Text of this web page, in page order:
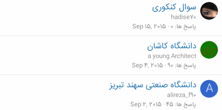
سوال کنکوری
hadise70
پاسخ ها 0
Sep 15, 2015
دانشگاه كاشان
a young Architect
پاسخ ها 90
Sep 4, 2015
A دانشگاه صنعتی سهند تبریز
alireza_f90
پاسخ ها 45
Sep 2, 2015